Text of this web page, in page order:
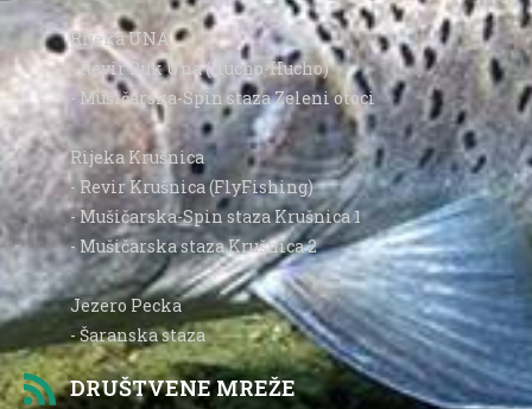
Rijeka UNA
- Revir Buk Una (Hucho-Hucho)
- Mušičarska-Spin staza Zeleni otoci
Rijeka Krušnica
- Revir Krušnica (FlyFishing)
- Mušičarska-Spin staza Krušnica 1
- Mušičarska staza Krušnica 2
Jezero Pecka
- Šaranska staza
DRUŠTVENE MREŽE